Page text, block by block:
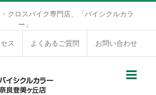
クロスバイク専門店、「バイシクルカラ
ー」
ス よくあるご質問 お問い合わせ